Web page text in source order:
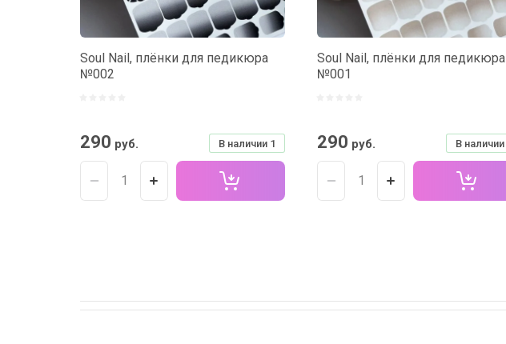
Soul Nail, плёнки для педикюра
№002
В наличии 1
290 руб.
Soul Nail, плёнки для педикюра
№001
В наличии
290 руб.